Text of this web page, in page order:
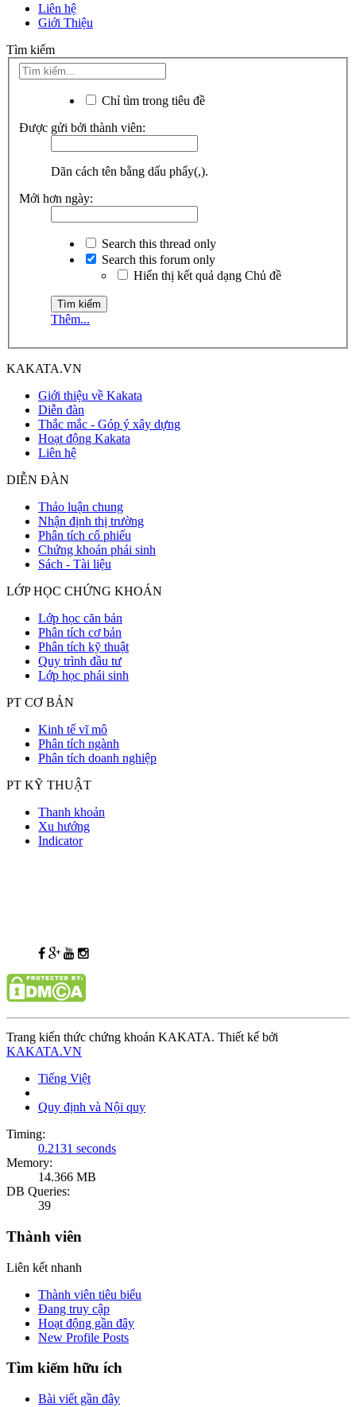
Liên hệ
Giới Thiệu
Tìm kiếm
Chỉ tìm trong tiêu đề
Được gửi bởi thành viên:
Dãn cách tên bằng dấu phẩy(,).
Mới hơn ngày:
Search this thread only
Search this forum only
Hiển thị kết quả dạng Chủ đề
Thêm...
KAKATA.VN
Giới thiệu về Kakata
Diễn đàn
Thắc mắc - Góp ý xây dựng
Hoạt động Kakata
Liên hệ
DIỄN ĐÀN
Thảo luận chung
Nhận định thị trường
Phân tích cổ phiếu
Chứng khoán phái sinh
Sách - Tài liệu
LỚP HỌC CHỨNG KHOÁN
Lớp học căn bản
Phân tích cơ bản
Phân tích kỹ thuật
Quy trình đầu tư
Lớp học phái sinh
PT CƠ BẢN
Kinh tế vĩ mô
Phân tích ngành
Phân tích doanh nghiệp
PT KỸ THUẬT
Thanh khoản
Xu hướng
Indicator
Trang kiến thức chứng khoán KAKATA. Thiết kế bởi
KAKATA.VN
Tiếng Việt
Quy định và Nội quy
Timing:
0.2131 seconds
Memory:
14.366 MB
DB Queries:
39
Thành viên
Liên kết nhanh
Thành viên tiêu biểu
Đang truy cập
Hoạt động gần đây
New Profile Posts
Tìm kiếm hữu ích
Bài viết gần đây